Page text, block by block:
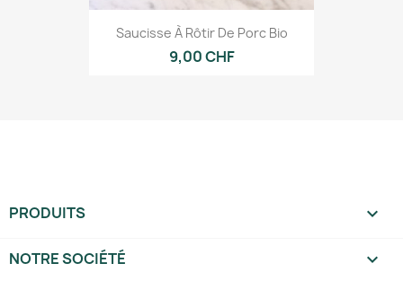
Saucisse À Rôtir De Porc Bio
9,00 CHF
PRODUITS 
NOTRE SOCIÉTÉ 